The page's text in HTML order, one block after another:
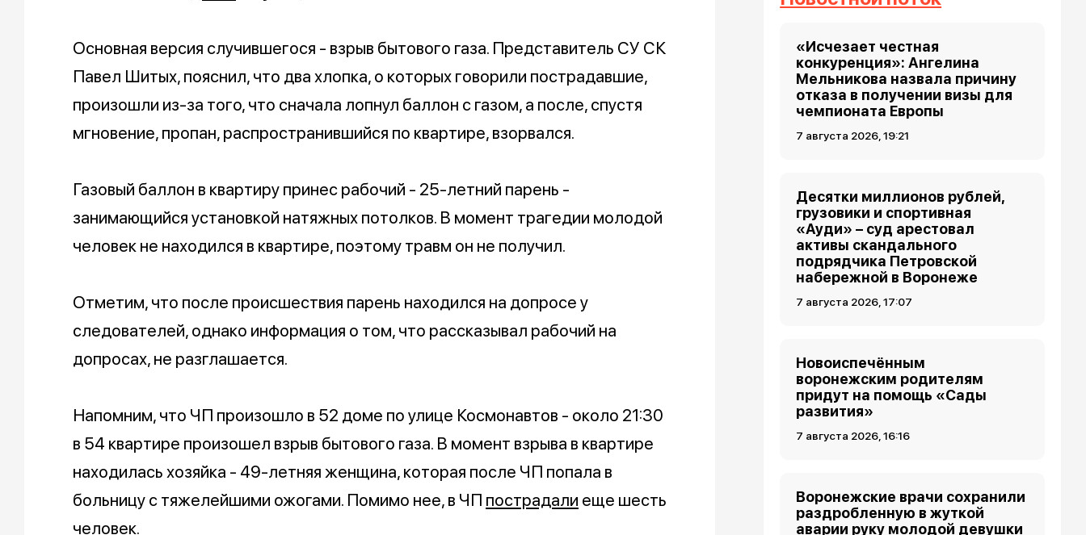
Основная версия случившегося - взрыв бытового газа. Представитель СУ СК
Павел Шитых, пояснил, что два хлопка, о которых говорили пострадавшие,
произошли из-за того, что сначала лопнул баллон с газом, а после, спустя
мгновение, пропан, распространившийся по квартире, взорвался.
Газовый баллон в квартиру принес рабочий - 25-летний парень -
занимающийся установкой натяжных потолков. В момент трагедии молодой
человек не находился в квартире, поэтому травм он не получил.
Отметим, что после происшествия парень находился на допросе у
следователей, однако информация о том, что рассказывал рабочий на
допросах, не разглашается.
Напомним, что ЧП произошло в 52 доме по улице Космонавтов - около 21:30
в 54 квартире произошел взрыв бытового газа. В момент взрыва в квартире
находилась хозяйка - 49-летняя женщина, которая после ЧП попала в
больницу с тяжелейшими ожогами. Помимо нее, в ЧП пострадали еще шесть
человек.
«Исчезает честная
конкуренция»: Ангелина
Мельникова назвала причину
отказа в получении визы для
чемпионата Европы
7 августа 2026, 19:21
Десятки миллионов рублей,
грузовики и спортивная
«Ауди» – суд арестовал
активы скандального
подрядчика Петровской
набережной в Воронеже
7 августа 2026, 17:07
Новоиспечённым
воронежским родителям
придут на помощь «Сады
развития»
7 августа 2026, 16:16
Воронежские врачи сохранили
раздробленную в жуткой
аварии руку молодой девушки